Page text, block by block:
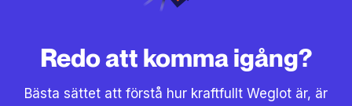
Redo att komma igång?
Bästa sättet att förstå hur kraftfullt Weglot är, är